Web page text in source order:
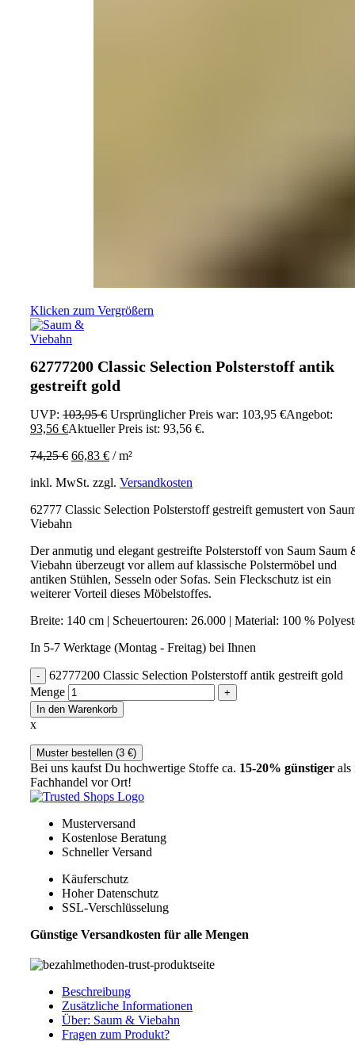
Klicken zum Vergrößern
62777200 Classic Selection Polsterstoff antik
gestreift gold
UVP: 103,95€ Ursprünglicher Preis war: 103,95 €Angebot:
93,56 €Aktueller Preis ist: 93,56 €.
74,25€ 66,83 € /m²
inkl. MwSt. zzgl. Versandkosten
62777 Classic Selection Polsterstoff gestreift gemustert von
Viebahn
Der anmutig und elegant gestreifte Polsterstoff von Saum Saum
Viebahn überzeugt vor allem auf klassische Polstermöbel und
antiken Stühlen, Sesseln oder Sofas. Sein Fleckschutz ist ein
weiterer Vorteil dieses Möbelstoffes.
Breite: 140 cm | Scheuertouren: 26.000 | Material: 100 %
In 5-7 Werktage (Montag - Freitag) bei Ihnen
62777200 Classic Selection Polsterstoff antik gestreift gold
Menge
In den Warenkorb
x
Muster bestellen (3 €)
Bei uns kaufst Du hochwertige Stoffe ca. 15-20% günstiger als
Fachhandel vor Ort!
Musterversand
Kostenlose Beratung
Schneller Versand
Käuferschutz
Hoher Datenschutz
SSL-Verschlüsselung
Günstige Versandkosten für alle Mengen
Beschreibung
Zusätzliche Informationen
Über: Saum & Viebahn
Fragen zum Produkt?